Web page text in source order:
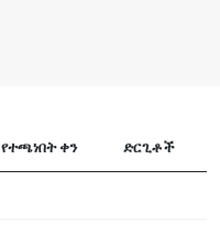
የተጫነበት ቀን ድርጊቶች